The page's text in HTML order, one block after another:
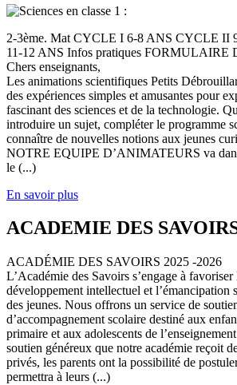
2-3ème. Mat CYCLE I 6-8 ANS CYCLE II
11-12 ANS Infos pratiques FORMULAIRE
Chers enseignants,
Les animations scientifiques Petits
des expériences simples et amusantes pour
fascinant des sciences et de la technologie.
introduire un sujet, compléter le programme
connaître de nouvelles notions aux jeunes
NOTRE EQUIPE D’ANIMATEURS va
le (...)
En savoir plus
ACADEMIE DES
ACADÉMIE DES SAVOIRS 2025 -2026
L’Académie des Savoirs s’engage à
développement intellectuel et l’émancipation
des jeunes. Nous offrons un service de
d’accompagnement scolaire destiné aux
primaire et aux adolescents de
soutien généreux que notre académie reçoit
privés, les parents ont la possibilité de
permettra à leurs (...)